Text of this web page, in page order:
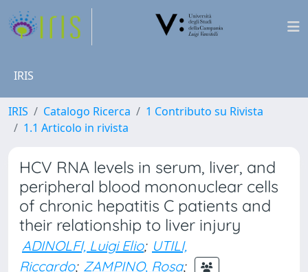
IRIS
IRIS Catalogo Ricerca
1 Contributo su Rivista
1.1 Articolo in rivista
HCV RNA levels in serum, liver, and
peripheral blood mononuclear cells
of chronic hepatitis C patients and
their relationship to liver injury
ADINOLFI, Luigi Elio; UTILI,
Riccardo; ZAMPINO, Rosa;